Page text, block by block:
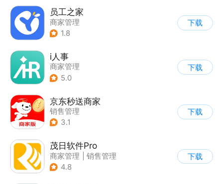
员工之家
商家管理
1.8
下载
i人事
商家管理
5.0
下载
京东秒送商家
销售管理
3.1
下载
茂日软件Pro
商家管理
销售管理
4.8
下载